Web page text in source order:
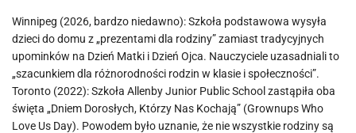
Winnipeg (2026, bardzo niedawno): Szkoła podstawowa wysyła
dzieci do domu z „prezentami dla rodziny” zamiast tradycyjnych
upominków na Dzień Matki i Dzień Ojca. Nauczyciele uzasadniali to
„szacunkiem dla różnorodności rodzin w klasie i społeczności”.
Toronto (2022): Szkoła Allenby Junior Public School zastąpiła oba
święta „Dniem Dorosłych, Którzy Nas Kochają” (Grownups Who
Love Us Day). Powodem było uznanie, że nie wszystkie rodziny są